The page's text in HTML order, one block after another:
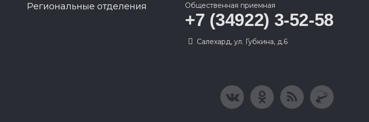
Региональные отделения Общественная приемная
+7 (34922) 3-52-58
Салехард, ул. Губкина, д.6